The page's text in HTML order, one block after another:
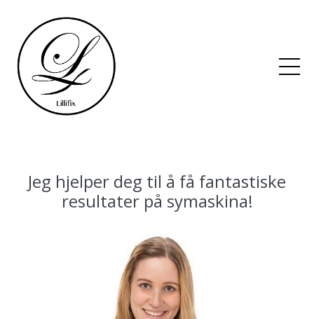
Jeg hjelper deg til å få fantastiske
resultater på symaskina!